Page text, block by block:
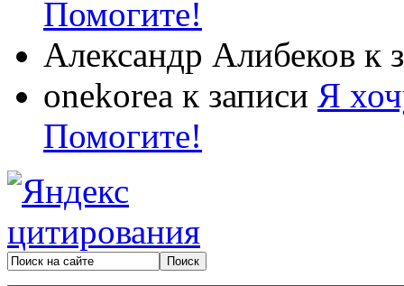
Помогите!
Александр Алибеков к
onekorea к записи Я
Помогите!